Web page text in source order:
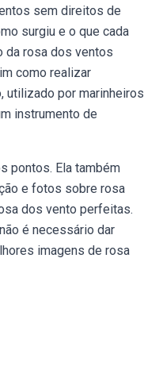
sem direitos de
surgiu e o que cada
da rosa dos ventos
como realizar
utilizado por marinheiros
instrumento de
pontos. Ela também
e fotos sobre rosa
dos vento perfeitas.
é necessário dar
imagens de rosa